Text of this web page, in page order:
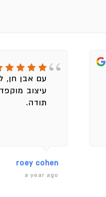
עם אבן חן,
עיצוב
תודה.
roey cohen
a year ago